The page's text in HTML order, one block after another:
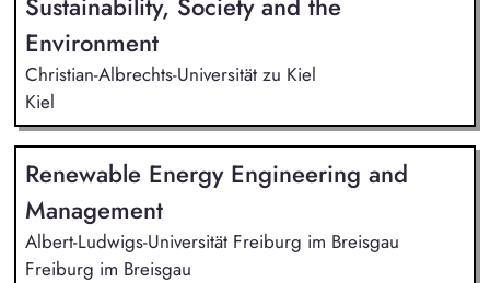
Environment
Christian-Albrechts-Universität zu Kiel
Kiel
Renewable Energy Engineering and
Management
Albert-Ludwigs-Universität Freiburg im Breisgau
Freiburg im Breisgau